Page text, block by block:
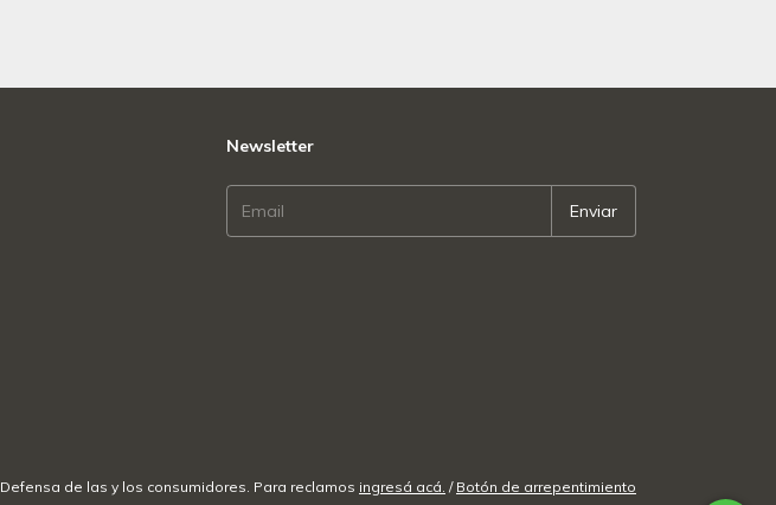
Newsletter
Defensa de las y los consumidores. Para reclamos ingresá acá. / Botón de arrepentimiento